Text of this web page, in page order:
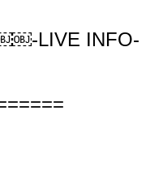
INFO-